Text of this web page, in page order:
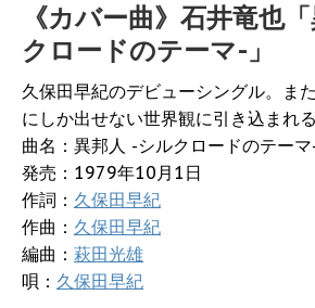
《カバー曲》石井竜也
クロードのテーマ-」
久保田早紀のデビューシングル。ま
にしか出せない世界観に引き込まれる
曲名：異邦人 -シルクロードのテーマ
発売：1979年10月1日
作詞： 久保田早紀
作曲： 久保田早紀
編曲： 萩田光雄
唄： 久保田早紀